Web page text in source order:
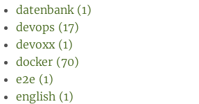
datenbank (1)
devops (17)
devoxx (1)
docker (70)
e2e (1)
english (1)